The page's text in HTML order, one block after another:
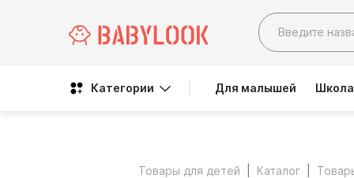
Категории Для малышей
Товары для детей Каталог